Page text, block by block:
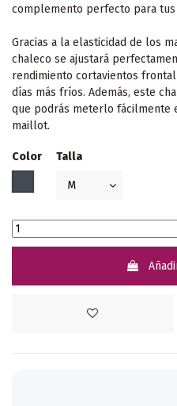
complemento perfecto para tus
Gracias a la elasticidad de los
chaleco se ajustará
rendimiento cortavientos
días más fríos. Además, este
que podrás meterlo
maillot.
Color
Talla